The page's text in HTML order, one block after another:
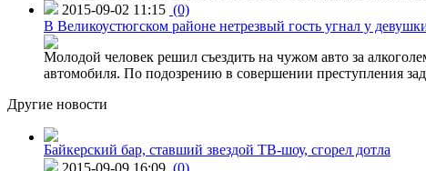
2015-09-02 11:15 (0)
В Великоустюгском районе нетрезвый гость угнал у
Молодой человек решил съездить на чужом авто за
автомобиля. По подозрению в совершении преступления
Другие новости
Байкерский бар, ставший звездой ТВ-шоу, сгорел дотла
2015-09-09 16:09 (0)